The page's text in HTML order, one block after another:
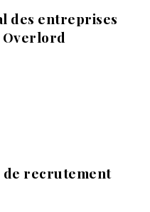
des entreprises
de recrutement